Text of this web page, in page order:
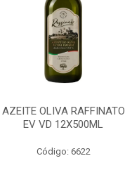
AZEITE OLIVA RAFFINATO
EV VD 12X500ML
Código: 6622